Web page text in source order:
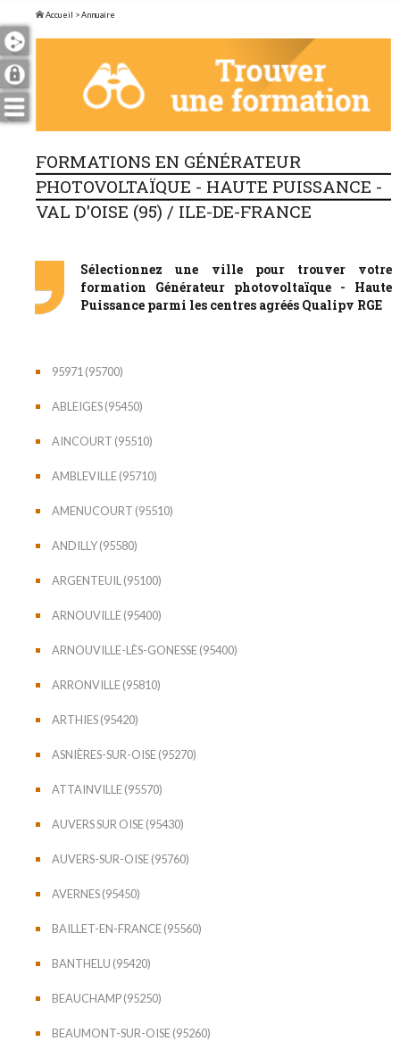
Accueil > Annuaire
FORMATIONS EN GÉNÉRATEUR
PHOTOVOLTAÏQUE - HAUTE PUISSANCE -
VAL D'OISE (95) / ILE-DE-FRANCE
Sélectionnez une ville pour trouver votre
formation Générateur photovoltaïque - Haute
Puissance parmi les centres agréés Qualipv RGE
95971 (95700)
ABLEIGES (95450)
AINCOURT (95510)
AMBLEVILLE (95710)
AMENUCOURT (95510)
ANDILLY (95580)
ARGENTEUIL (95100)
ARNOUVILLE (95400)
ARNOUVILLE-LÈS-GONESSE (95400)
ARRONVILLE (95810)
ARTHIES (95420)
ASNIÈRES-SUR-OISE (95270)
ATTAINVILLE (95570)
AUVERS SUR OISE (95430)
AUVERS-SUR-OISE (95760)
AVERNES (95450)
BAILLET-EN-FRANCE (95560)
BANTHELU (95420)
BEAUCHAMP (95250)
BEAUMONT-SUR-OISE (95260)